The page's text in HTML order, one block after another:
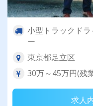
小型トラックド
ー
東京都足立区
30万～45万円(残
求人